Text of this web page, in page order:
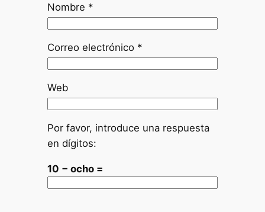
Nombre *
Correo electrónico *
Web
Por favor, introduce una respuesta
en dígitos:
10 − ocho =